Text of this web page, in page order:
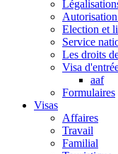
Election et
Service
Les droits
Visa
aaf
Formulaires
Visas
Affaires
Travail
Familial